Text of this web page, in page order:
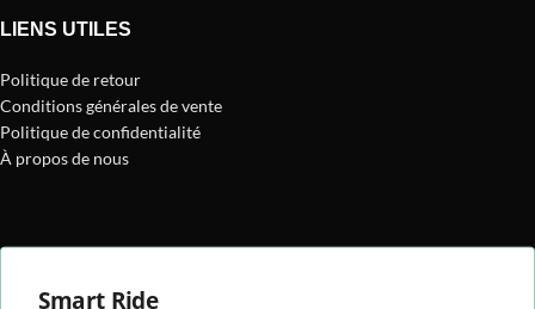
LIENS UTILES
Politique de retour
Conditions générales de vente
Politique de confidentialité
À propos de nous
Smart Ride